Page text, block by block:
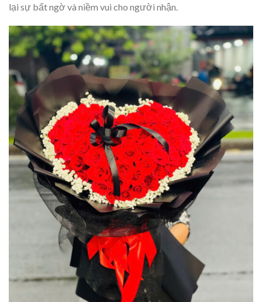
lại sự bất ngờ và niềm vui cho người nhận.